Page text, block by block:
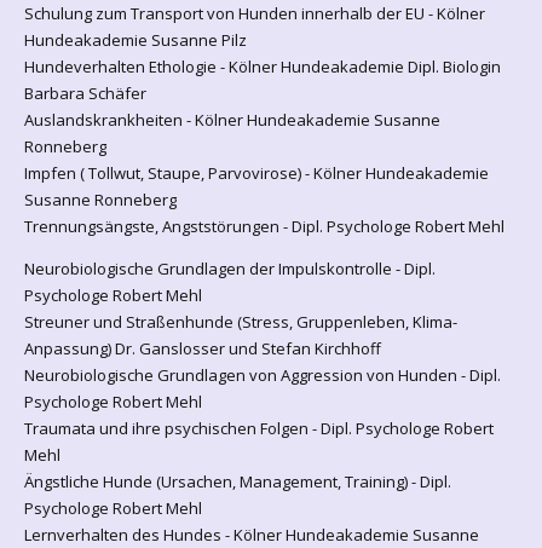
Schulung zum Transport von Hunden innerhalb der EU - Kölner
Hundeakademie Susanne Pilz
Hundeverhalten Ethologie - Kölner Hundeakademie Dipl. Biologin
Barbara Schäfer
Auslandskrankheiten - Kölner Hundeakademie Susanne
Ronneberg
Impfen ( Tollwut, Staupe, Parvovirose) - Kölner Hundeakademie
Susanne Ronneberg
Trennungsängste, Angststörungen - Dipl. Psychologe Robert Mehl
Neurobiologische Grundlagen der Impulskontrolle - Dipl.
Psychologe Robert Mehl
Streuner und Straßenhunde (Stress, Gruppenleben, Klima-
Anpassung) Dr. Ganslosser und Stefan Kirchhoff
Neurobiologische Grundlagen von Aggression von Hunden - Dipl.
Psychologe Robert Mehl
Traumata und ihre psychischen Folgen - Dipl. Psychologe Robert
Mehl
Ängstliche Hunde (Ursachen, Management, Training) - Dipl.
Psychologe Robert Mehl
Lernverhalten des Hundes - Kölner Hundeakademie Susanne